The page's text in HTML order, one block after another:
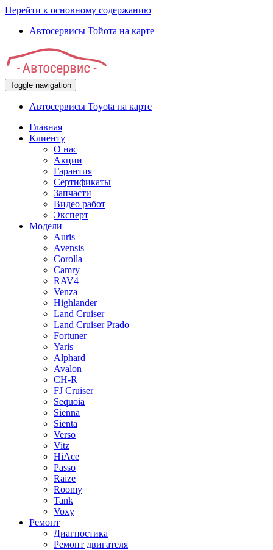
Перейти к основному содержанию
Автосервисы Тойота на карте
Toggle navigation
Автосервисы Toyota на карте
Главная
Клиенту
О нас
Акции
Гарантия
Сертификаты
Запчасти
Видео работ
Эксперт
Модели
Auris
Avensis
Corolla
Camry
RAV4
Venza
Highlander
Land Cruiser
Land Cruiser Prado
Fortuner
Yaris
Alphard
Avalon
CH-R
FJ Cruiser
Sequoia
Sienna
Sienta
Verso
Vitz
HiAce
Passo
Raize
Roomy
Tank
Voxy
Ремонт
Диагностика
Ремонт двигателя